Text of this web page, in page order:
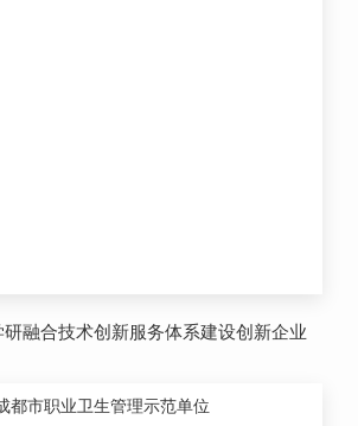
研融合技术创新服务体系建设创新企业